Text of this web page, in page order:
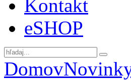
Kontakt
eSHOP
Domov